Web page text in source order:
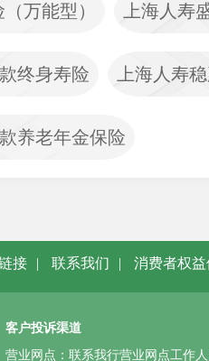
万能型） 上海人寿
终身寿险 上海人寿
养老年金保险
接 | 联系我们 | 消费者权
客户投诉渠道
营业网点：联系我行营业网点工作人